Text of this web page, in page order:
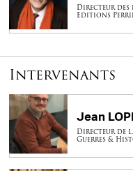
Directeur
Editions
Intervenants
Jean
Directeur de
Guerres &